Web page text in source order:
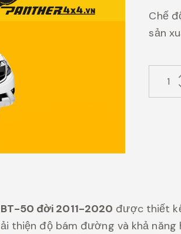
Chế
sản
50 đời 2011-2020 được thiết
thiện độ bám đường và khả